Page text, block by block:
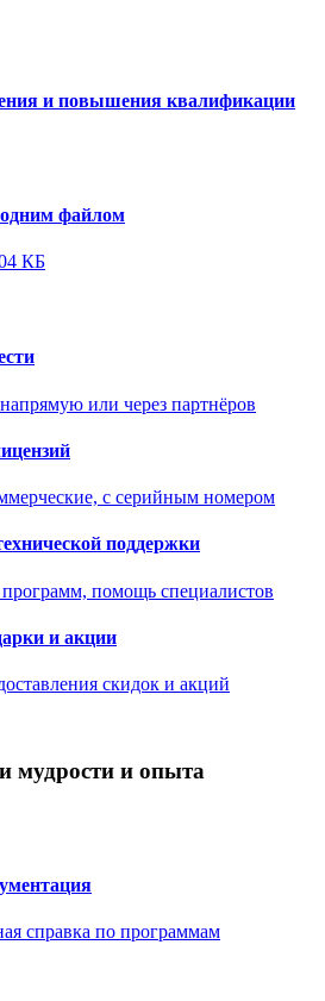
и повышения квалификации
файлом
КБ
или через партнёров
с серийным номером
поддержки
помощь специалистов
и акции
скидок и акций
мудрости и опыта
справка по программам